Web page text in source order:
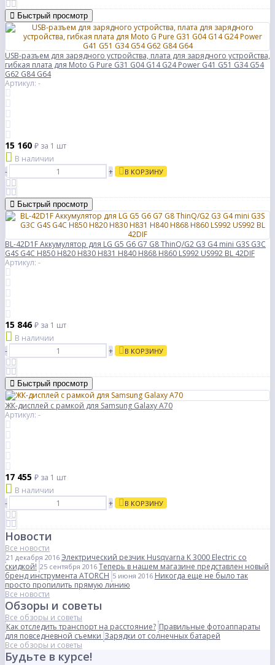
Быстрый просмотр
USB-разъем для зарядного устройства, плата для зарядного устройства,
гибкая плата для Moto G Pure G31 G04 G14 G24 Power G41 G51 G34 G54
G62 G84 G64
Артикул: -
15 160 ₽ за 1 шт
В наличии
-
+ В КОРЗИНУ
Быстрый просмотр
BL-42D1F Аккумулятор для LG G5 G6 G7 G8 ThinQ/G2 G3 G4 mini G3S G3C
G4S G4C H850 H820 H830 H831 H840 H868 H860 LS992 US992 BL 42DIF
Артикул: -
15 846₽ за 1 шт
В наличии
-
+ В КОРЗИНУ
Быстрый просмотр
ЖК-дисплей с рамкой для Samsung Galaxy A70
Артикул: -
17 455 ₽ за 1 шт
В наличии
-
+ В КОРЗИНУ
Новости
Все новости
21 декабря 2016 Электрический резчик Husqvarna K 3000 Electric со
скидкой! 25 сентября 2016 Теперь в нашем магазине представлен новый
бренд инструмента ATORCH 5 июня 2016 Никогда еще не было так
просто пропилить прямую линию
Все новости
Обзоры и советы
Все обзоры и советы
Как отследить транспорт на расстояние? Правильные фотоаппараты
для повседневной съемки Зарядки от солнечных батарей
Все обзоры и советы
Будьте в курсе!